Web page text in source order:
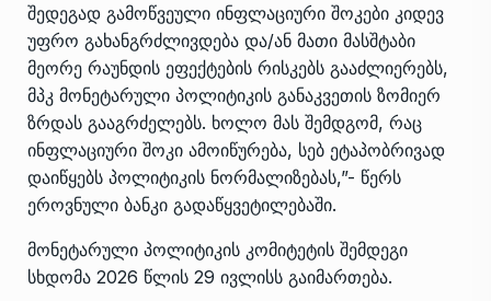
შედეგად გამოწვეული ინფლაციური შოკები კიდევ
უფრო გახანგრძლივდება და/ან მათი მასშტაბი
მეორე რაუნდის ეფექტების რისკებს გააძლიერებს,
მპკ მონეტარული პოლიტიკის განაკვეთის ზომიერ
ზრდას გააგრძელებს. ხოლო მას შემდგომ, რაც
ინფლაციური შოკი ამოიწურება, სებ ეტაპობრივად
დაიწყებს პოლიტიკის ნორმალიზებას,”- წერს
ეროვნული ბანკი გადაწყვეტილებაში.
მონეტარული პოლიტიკის კომიტეტის შემდეგი
სხდომა 2026 წლის 29 ივლისს გაიმართება.